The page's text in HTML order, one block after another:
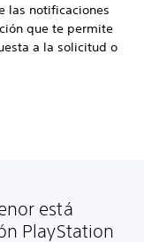
las notificaciones
que te permite
a la solicitud o
está
PlayStation